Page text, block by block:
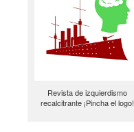
Revista de izquierdismo
recalcitrante ¡Pincha el logo!